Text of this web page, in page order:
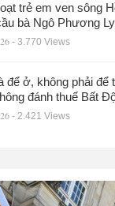
trẻ em ven sông
bà Ngô Phương
- 3.770 Views
để ở, không phải để
đánh thuế Bất
- 2.421 Views